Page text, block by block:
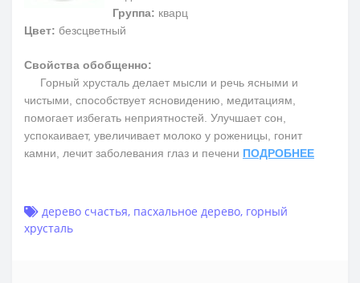
Группа: кварц
Цвет: безсцветный
Свойства обобщенно:
Горный хрусталь делает мысли и речь ясными и
чистыми, способствует ясновидению, медитациям,
помогает избегать неприятностей. Улучшает сон,
успокаивает, увеличивает молоко у роженицы, гонит
камни, лечит заболевания глаз и печени ПОДРОБНЕЕ
дерево счастья, пасхальное дерево, горный
хрусталь